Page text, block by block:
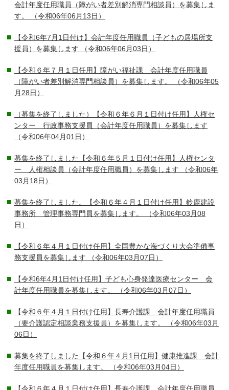
会計年度任用職員（障がい者差別解消専門相談員）を募集しま
す。
（令和06年06月13日）
【令和6年7月1日付け】会計年度任用職員（子どもの居場所支
援員）を募集します （令和06年06月03日）
【令和６年７月１日任用】障がい福祉課 会計年度任用職員
（障がい者差別解消専門相談員）を募集します。
（令和06年05
月28日）
（募集を終了しました）【令和６年６月１日付け任用】人権セ
ンター 行政事務支援員（会計年度任用職員）を募集します
（令和06年04月01日）
募集を終了しました【令和６年５月１日付け任用】人権センタ
ー 人権相談員（会計年度任用職員）を募集します （令和06年
03月18日）
募集を終了しました。【令和６年４月１日付け任用】鈴鹿建設
事務所 管理事務専門員を募集します。
（令和06年03月08
日）
【令和６年４月１日付け任用】全国豊かな海づくり大会準備事
務支援員を募集します （令和06年03月07日）
【令和6年4月1日付け任用】子ども心身発達医療センター 会
計年度任用職員を募集します。
（令和06年03月07日）
【令和６年４月１日付け任用】長寿介護課 会計年度任用職員
（要介護認定相談業務支援員）を募集します。
（令和06年03月
06日）
募集を終了しました【令和６年４月1日任用】健康推進課 会計
年度任用職員を募集します。
（令和06年03月04日）